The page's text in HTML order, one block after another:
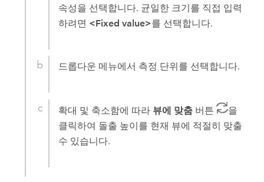
속성을 선택합니다. 균일한 크기를 직접 입력
하려면 <Fixed value>를 선택합니다.
드롭다운 메뉴에서 측정 단위를 선택합니다.
확대 및 축소함에 따라 뷰에 맞춤 버튼
을
클릭하여 돌출 높이를 현재 뷰에 적절히 맞출
수 있습니다.